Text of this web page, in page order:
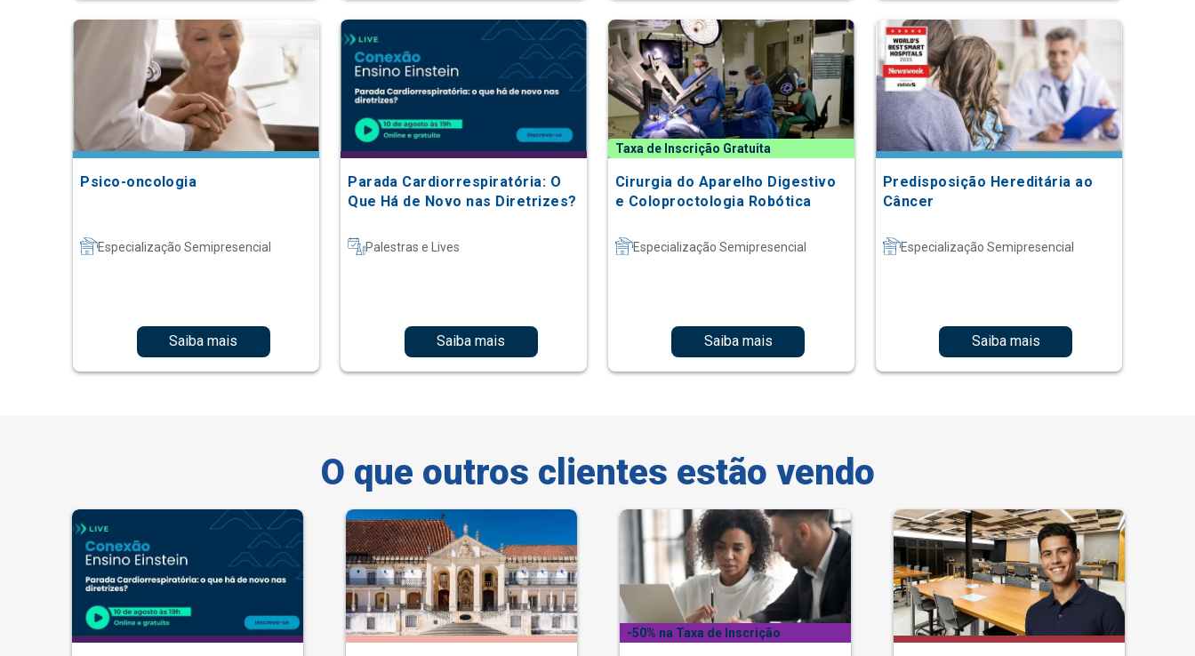
Psico-oncologia
Especialização Semipresencial
Saiba mais
Parada Cardiorrespiratória: O
Que Há de Novo nas Diretrizes?
Palestras e Lives
Saiba mais
Taxa de Inscrição Gratuita
Cirurgia do Aparelho Digestivo
e Coloproctologia Robótica
Especialização Semipresencial
Saiba mais
Predisposição Hereditária ao
Câncer
Especialização Semipresencial
Saiba mais
O que outros clientes estão vendo
-50% na Taxa de Inscrição